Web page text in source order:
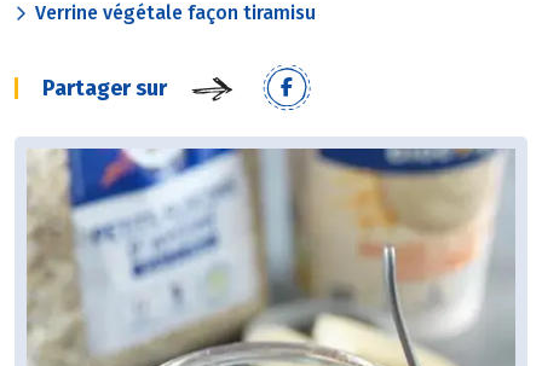
Verrine végétale façon tiramisu
Partager sur